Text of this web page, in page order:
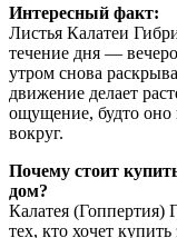
Интересный факт:
Листья Калатеи
течение дня —
утром снова
движение делает
ощущение, будто оно
вокруг.
Почему стоит
дом?
Калатея
тех, кто хочет